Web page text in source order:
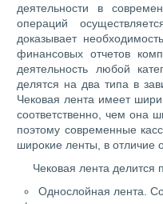
деятельности в
операций
доказывает
финансовых отчетов
деятельность любой
делятся на два типа в
Чековая лента имеет
соответственно, чем она
поэтому современные
широкие ленты, в отличие
Чековая лента делится
Однослойная лента.